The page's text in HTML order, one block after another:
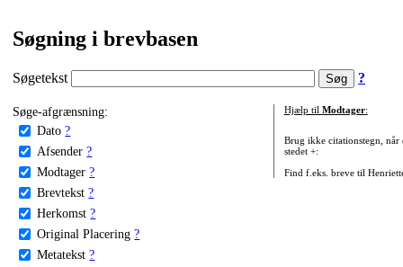
Søgning i brevbasen
Søgetekst ?
Søge-afgrænsning:
Dato ?
Afsender ?
Modtager ?
Brevtekst ?
Herkomst ?
Original Placering ?
Metatekst ?
Hjælp til Modtager:
Brug ikke citationstegn, når
stedet +:
Find f.eks. breve til